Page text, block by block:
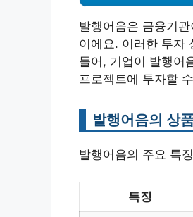
발행어음은 금융기
이에요. 이러한 투자
들어, 기업이 발행어
프로젝트에 투자할
발행어음의 상
발행어음의 주요 특
특징